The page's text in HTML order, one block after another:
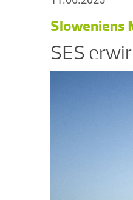
Sloweniens
SES